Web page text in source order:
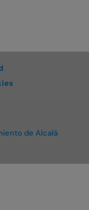
de Alcalá